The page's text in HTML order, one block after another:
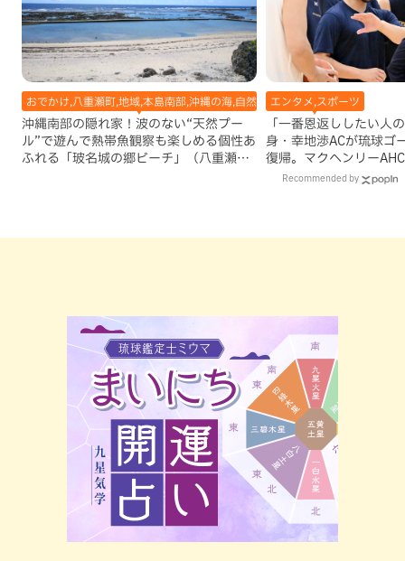
おでかけ,八重瀬町,地域,本島南部,沖縄の海,自然
沖縄南部の隠れ家！波のない“天然プー
ル”で遊んで熱帯魚観察も楽しめる個性あ
ふれる「玻名城の郷ビーチ」（八重瀬
エンタメ,スポーツ
「一番恩返ししたい人
身・幸地渉ACが琉球ゴ
復帰。マクヘンリー
理由Recommended by